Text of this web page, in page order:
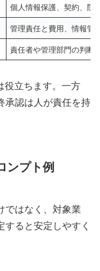
個人情報保護、契約、院
管理責任と費用、情報管
責任者や管理部門の判断
役立ちます。一方
承認は人が責任を持
ンプト例
ではなく、対象業
ると安定しやすく